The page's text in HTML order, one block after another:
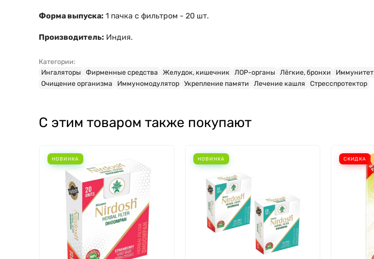
Форма выпуска: 1 пачка с фильтром - 20 шт.
Производитель: Индия.
Категории:
Ингаляторы
Фирменные средства Желудок, кишечник ЛОР-органы Лёгкие, бронхи Иммунитет
Очищение организма
Иммуномодулятор Укрепление памяти Лечение кашля Стресспротектор
С этим товаром также покупают
НОВИНКА НОВИНКА СКИДКА